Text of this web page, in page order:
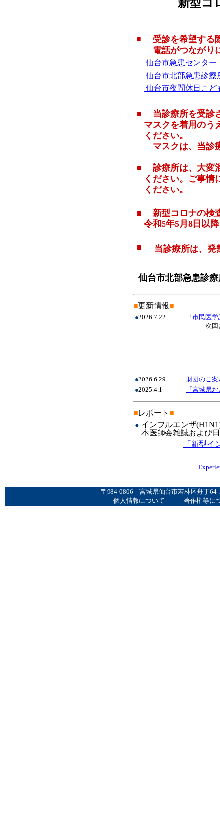
新型コ
■
受診を希望する
電話がつながり
仙台市急患センター
仙台市北部急患診療
仙台市夜間休日こど
■
■
当診療所を受診
マスクを着用のう
ください。
マスクは、当診
診療所は、大変
ください。 ご事情
ください。
■
新型コロナの検
令和5年5月8日以
■ 当診療所は、発
仙台市北部急患診
■更新情報■
●2026.7.22 「 市民医学
次回
●2026.6.29
財団のご
●2025.4.1 「宮城県
■レポート ■
● インフルエンザ
本医師会雑誌および
「新型
[
〒984-0806 宮城県仙台市若林区舟丁
｜ 個人情報について ｜ 著作権等に